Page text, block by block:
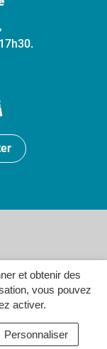
et obtenir des
vous pouvez
activer.
Personnaliser